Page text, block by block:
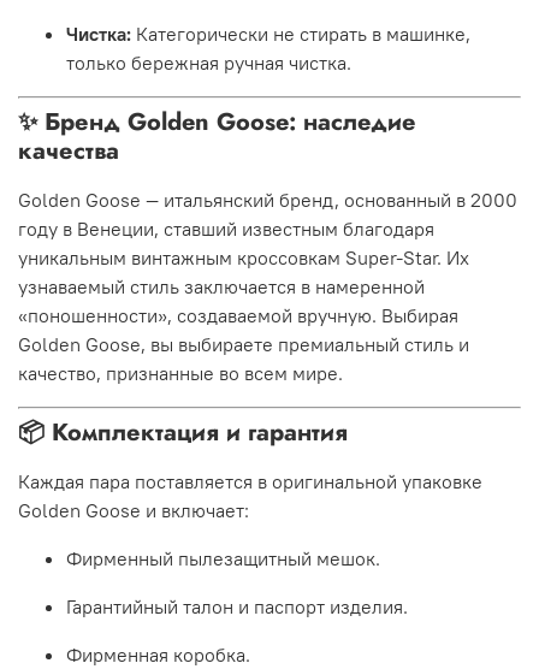
Чистка: Категорически не стирать в машинке,
только бережная ручная чистка.
✨ Бренд Golden Goose: наследие
качества
Golden Goose — итальянский бренд, основанный в 2000
году в Венеции, ставший известным благодаря
уникальным винтажным кроссовкам Super-Star. Их
узнаваемый стиль заключается в намеренной
«поношенности», создаваемой вручную. Выбирая
Golden Goose, вы выбираете премиальный стиль и
качество, признанные во всем мире.
📦 Комплектация и гарантия
Каждая пара поставляется в оригинальной упаковке
Golden Goose и включает:
Фирменный пылезащитный мешок.
Гарантийный талон и паспорт изделия.
Фирменная коробка.